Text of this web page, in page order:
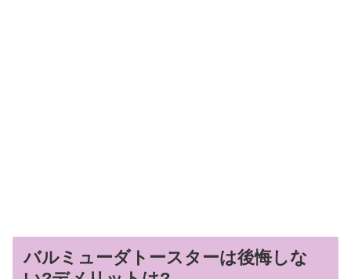
バルミューダトースターは後悔しな